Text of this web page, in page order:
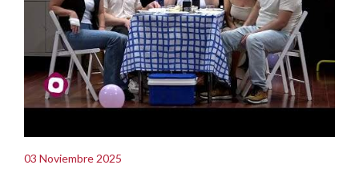
03 Noviembre 2025